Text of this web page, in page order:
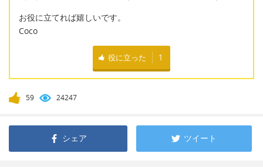
お役に立てれば嬉しいです。
Coco
役に立った 1
59 24247
シェア ツイート